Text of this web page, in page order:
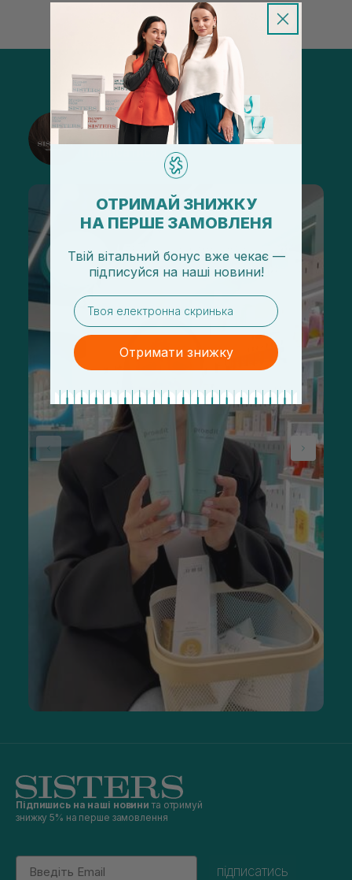
@sisters_stelmakh в Instagram
Підпишись на наші новини та отримуй
знижку 5% на перше замовлення
Email
підписатись
ОТРИМАЙ ЗНИЖКУ
НА ПЕРШЕ ЗАМОВЛЕНЯ
Твій вітальний бонус вже чекає —
підписуйся на наші новини!
email
Отримати знижку